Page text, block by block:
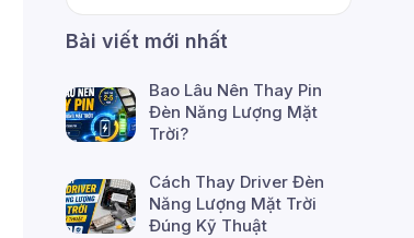
Bài viết mới nhất
Bao Lâu Nên Thay Pin
Đèn Năng Lượng Mặt
Trời?
Cách Thay Driver Đèn
Năng Lượng Mặt Trời
Đúng Kỹ Thuật